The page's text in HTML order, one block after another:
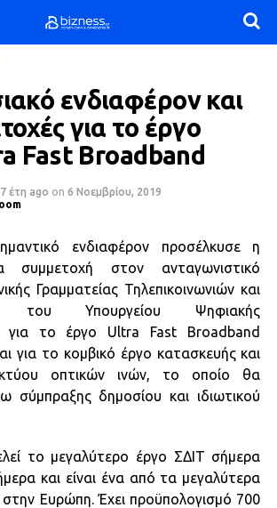
ενδιαφέρον και
για το έργο
Fast Broadband
7 έτη ago on 6 Νοεμβρίου, 2019
ενδιαφέρον προσέλκυσε η
συμμετοχή στον ανταγωνιστικό
Γραμματείας Τηλεπικοινωνιών και
του Υπουργείου Ψηφιακής
για το έργο Ultra Fast Broadband
για το κομβικό έργο κατασκευής και
οπτικών ινών, το οποίο θα
σύμπραξης δημοσίου και ιδιωτικού
το μεγαλύτερο έργο ΣΔΙΤ σήμερα
και είναι ένα από τα μεγαλύτερα
Ευρώπη. Έχει προϋπολογισμό 700